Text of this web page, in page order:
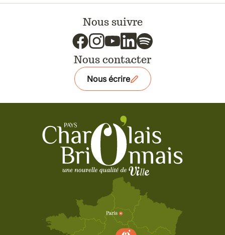
Nous suivre
Nous contacter
Nous écrire